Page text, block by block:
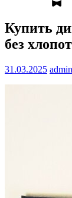
Купить
без хлопот
31.03.2025 admin